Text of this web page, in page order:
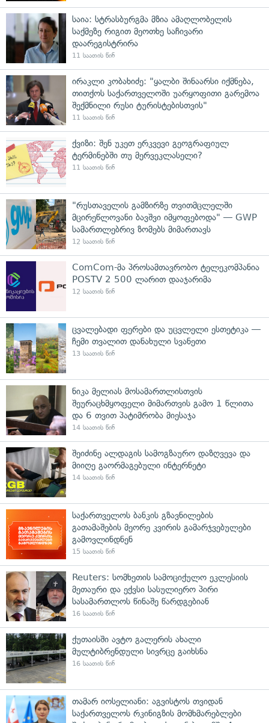
საია: სტრასბურგმა მზია ამაღლობელის
საქმეზე რიგით მეოთხე საჩივარი
დაარეგისტრირა
11 საათის წინ
ირაკლი კობახიძე: "ყალბი შინაარსი იქმნება,
თითქოს საქართველოში უარყოფითი გარემოა
შექმნილი რუსი ტურისტებისთვის"
11 საათის წინ
ქვიზი: შენ უკეთ ერკვევი გეოგრაფიულ
ტერმინებში თუ მერვეკლასელი?
11 საათის წინ
"რუსთაველის გამზირზე თვითმცლელში
მცირეწლოვანი ბავშვი იმყოფებოდა" — GWP
სამართლებრივ ზომებს მიმართავს
12 საათის წინ
ComCom-მა პროსამთავრობო ტელეკომპანია
POSTV 2 500 ლარით დააჯარიმა
12 საათის წინ
ცვალებადი ფერები და უცვლელი ესთეტიკა —
ჩემი თვალით დანახული სვანეთი
13 საათის წინ
ნიკა მელიას მოსამართლისთვის
შეურაცხმყოფელი მიმართვის გამო 1 წლითა
და 6 თვით პატიმრობა მიესაჯა
14 საათის წინ
შეიძინე ალდაგის სამოგზაურო დაზღვევა და
მიიღე გაორმაგებული ინტერნეტი
14 საათის წინ
საქართველოს ბანკის გზავნილების
გათამაშების მეორე კვირის გამარჯვებულები
გამოვლინდნენ
15 საათის წინ
Reuters: სომხეთის სამოციქულო ეკლესიის
მეთაური და ექვსი სასულიერო პირი
სასამართლოს წინაშე წარდგებიან
16 საათის წინ
ქუთაისში ავტო გალერის ახალი
მულტიბრენდული სივრცე გაიხსნა
16 საათის წინ
თამარ იოსელიანი: აგვისტოს თვიდან
საქართველოს რკინიგზის მომხმარებლები